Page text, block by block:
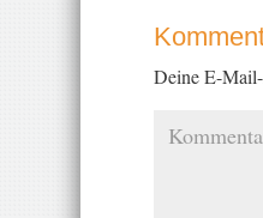
Deine E-